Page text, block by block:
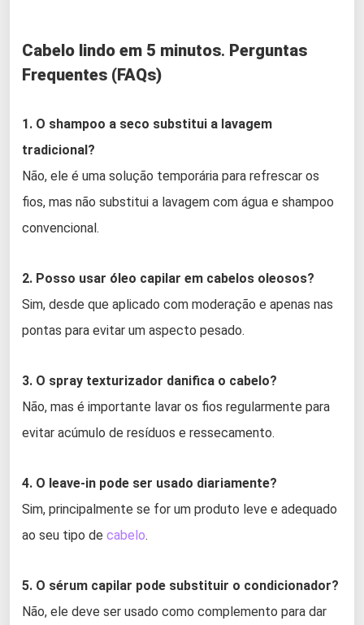
Cabelo lindo em 5 minutos. Perguntas
Frequentes (FAQs)
1. O shampoo a seco substitui a lavagem
tradicional?
Não, ele é uma solução temporária para refrescar os
fios, mas não substitui a lavagem com água e shampoo
convencional.
2. Posso usar óleo capilar em cabelos oleosos?
Sim, desde que aplicado com moderação e apenas nas
pontas para evitar um aspecto pesado.
3. O spray texturizador danifica o cabelo?
Não, mas é importante lavar os fios regularmente para
evitar acúmulo de resíduos e ressecamento.
4. O leave-in pode ser usado diariamente?
Sim, principalmente se for um produto leve e adequado
ao seu tipo de cabelo.
5. O sérum capilar pode substituir o condicionador?
Não, ele deve ser usado como complemento para dar